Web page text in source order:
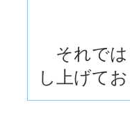
それでは
し上げて